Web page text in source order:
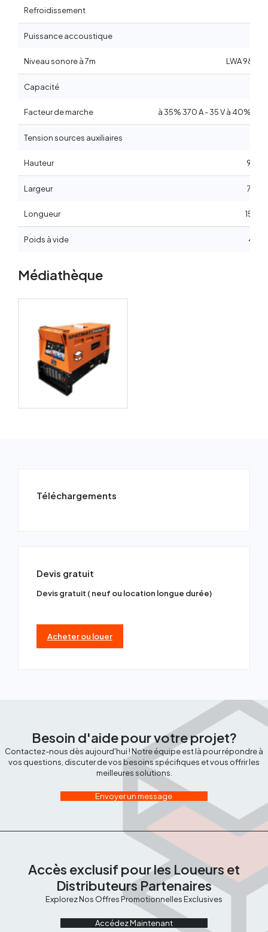
Refroidissement
Puissance accoustique
Niveau sonore à 7m LWA 98 (73
Capacité
Facteur de marche à 35% 370 A - 35 V à 40%
Tension sources auxiliaires
Hauteur 920
Largeur 730
Longueur 1590
Poids à vide 450
Médiathèque
Téléchargements
Devis gratuit
Devis gratuit ( neuf ou location longue durée)
Acheter ou louer
Besoin d'aide pour votre projet?
Contactez-nous dès aujourd'hui ! Notre équipe est là pour répondre à
vos questions, discuter de vos besoins spécifiques et vous offrir les
meilleures solutions.
Envoyer un message
Accès exclusif pour les Loueurs et
Distributeurs Partenaires
Explorez Nos Offres Promotionnelles Exclusives
Accédez Maintenant